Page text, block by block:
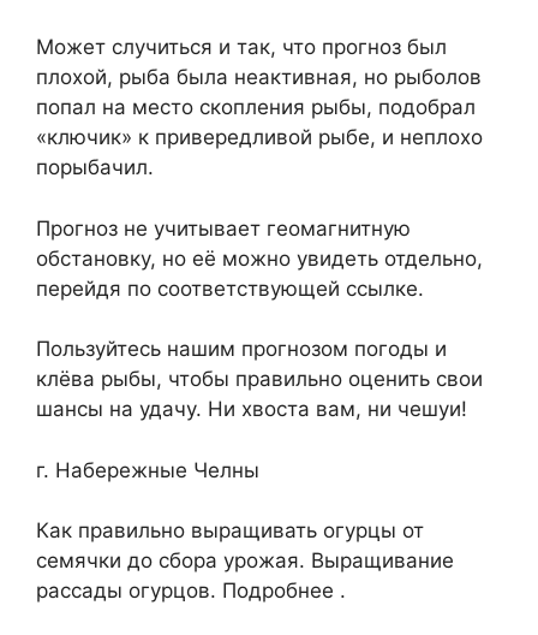
Может случиться и так, что прогноз был
плохой, рыба была неактивная, но рыболов
попал на место скопления рыбы, подобрал
«ключик» к привередливой рыбе, и неплохо
порыбачил.
Прогноз не учитывает геомагнитную
обстановку, но её можно увидеть отдельно,
перейдя по соответствующей ссылке.
Пользуйтесь нашим прогнозом погоды и
клёва рыбы, чтобы правильно оценить свои
шансы на удачу. Ни хвоста вам, ни чешуи!
г. Набережные Челны
Как правильно выращивать огурцы от
семячки до сбора урожая. Выращивание
рассады огурцов. Подробнее .